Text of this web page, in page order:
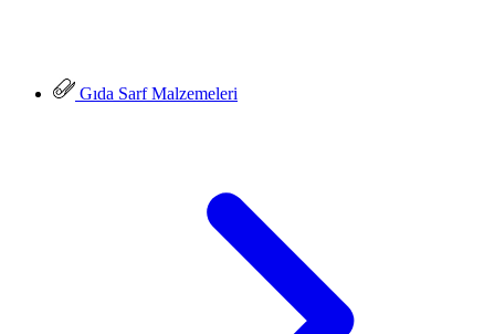
Gıda Sarf Malzemeleri